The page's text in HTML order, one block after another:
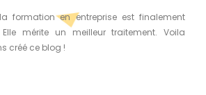
formation en entreprise est finalement
mérite un meilleur traitement. Voila
créé ce blog !